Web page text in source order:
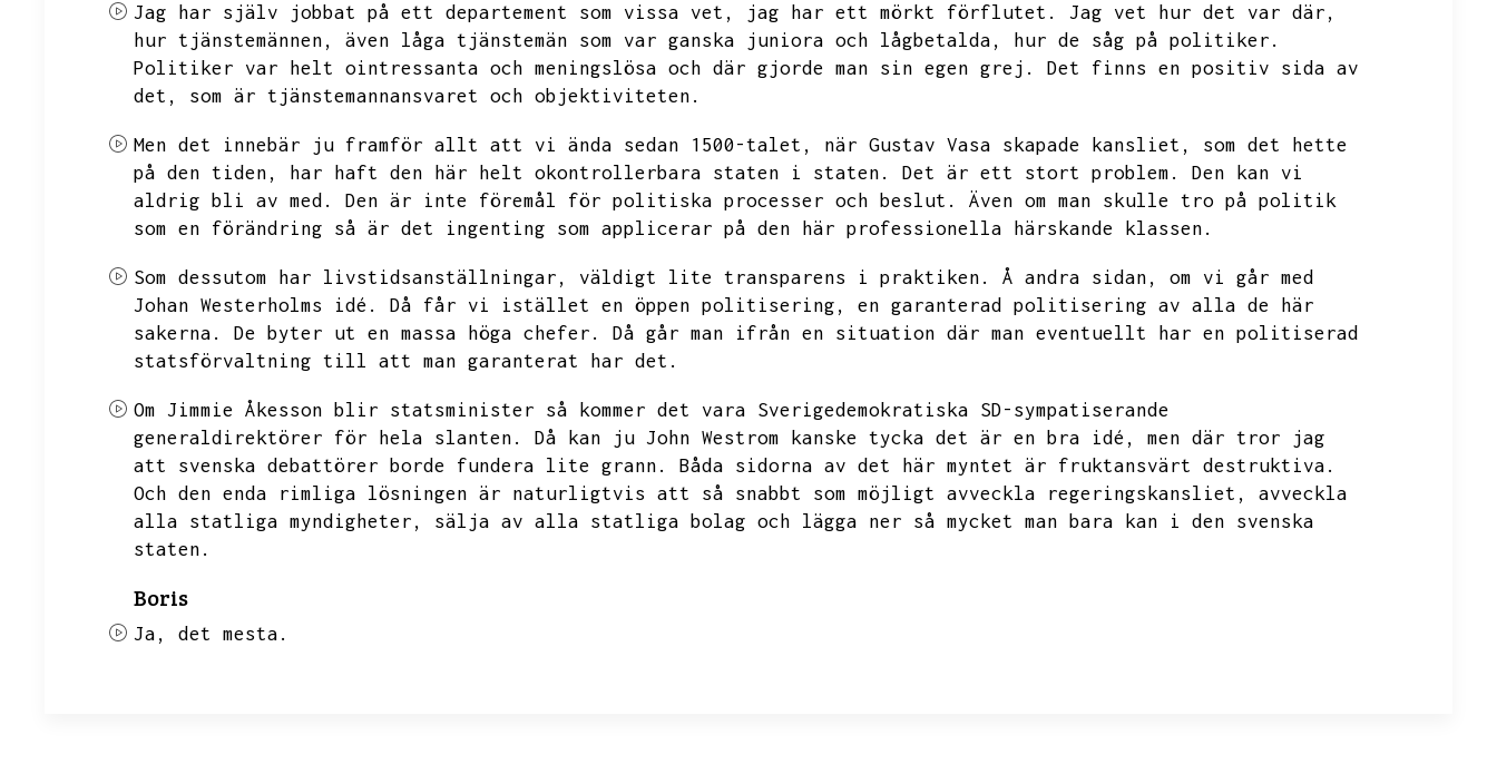
Jag har själv jobbat på ett departement som vissa vet, jag har ett mörkt förflutet.
Jag vet hur det var där,
hur tjänstemännen,
även låga tjänstemän som var ganska juniora och lågbetalda,
hur de såg på politiker.
Politiker var helt ointressanta och meningslösa och där gjorde man sin egen grej.
Det finns en positiv sida av
det,
som är tjänstemannansvaret och objektiviteten.
Men det innebär ju framför allt att vi ända sedan 1500-talet, när Gustav Vasa skapade kansliet,
som det hette
på den tiden,
har haft den här helt okontrollerbara staten i staten. Det är ett stort problem.
Den kan vi
aldrig bli av med.
Den är inte föremål för politiska processer och beslut.
Även om man skulle tro på politik
som en förändring så är det ingenting som applicerar på den här professionella härskande klassen.
Som dessutom har livstidsanställningar, väldigt lite transparens i praktiken. Å andra sidan,
om vi går med
Johan Westerholms idé.
Då får vi istället en öppen politisering,
en garanterad politisering av alla de här
sakerna.
De byter ut en massa höga chefer.
Då går man ifrån en situation där man eventuellt har en politiserad
statsförvaltning till att man garanterat har det.
Om Jimmie Åkesson blir statsminister så kommer det vara Sverigedemokratiska SD-sympatiserande
generaldirektörer för hela slanten.
Då kan ju John Westrom kanske tycka det är en bra idé,
men där tror jag
att svenska debattörer borde fundera lite grann.
Båda sidorna av det här myntet är fruktansvärt destruktiva.
Och den enda rimliga lösningen är naturligtvis att så snabbt som möjligt avveckla regeringskansliet,
avveckla
alla statliga myndigheter,
sälja av alla statliga bolag och lägga ner så mycket man bara kan i den svenska
staten.
Boris
Ja, det mesta.